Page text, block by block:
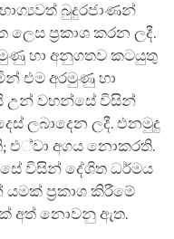
බුදුරජාණන්
ප්‍රකාශ කරන ලදී.
හා අනුගතව කටයුතු
එම අරමුණු හා
උන් වහන්සේ විසින්
ලබාදෙන ලදී. එනමුදු
එ්වා අගය නොකරති.
විසින් දේශිත ධර්මය
ප්‍රකාශ කිරීමේ
අත් නොවනු ඇත.